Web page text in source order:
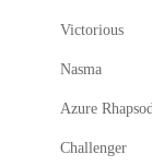
Victorious
Nasma
Azure
Challenger